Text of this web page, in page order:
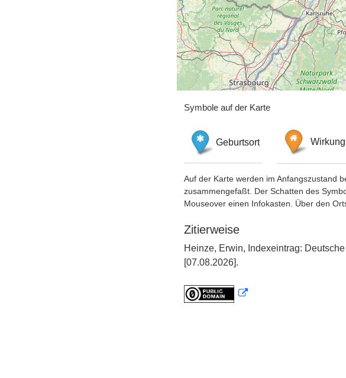
Symbole auf der Karte
Geburtsort
Auf der Karte werden im Anfangszustand
zusammengefaßt. Der Schatten des
Mouseover einen Infokasten. Über den
Zitierweise
Heinze, Erwin, Indexeintrag:
[07.08.2026].